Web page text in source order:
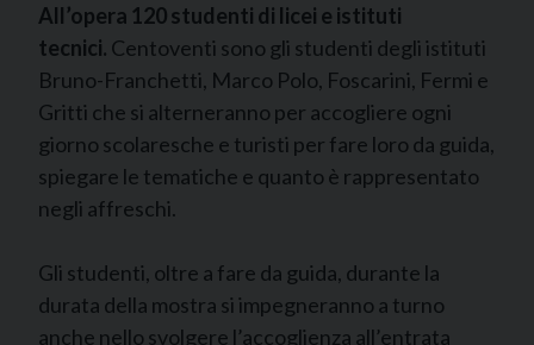
All’opera 120 studenti di licei e istituti
tecnici. Centoventi sono gli studenti degli istituti
Bruno-Franchetti, Marco Polo, Foscarini, Fermi e
Gritti che si alterneranno per accogliere ogni
giorno scolaresche e turisti per fare loro da guida,
spiegare le tematiche e quanto è rappresentato
negli affreschi.
Gli studenti, oltre a fare da guida, durante la
durata della mostra si impegneranno a turno
anche nello svolgere l’accoglienza all’entrata